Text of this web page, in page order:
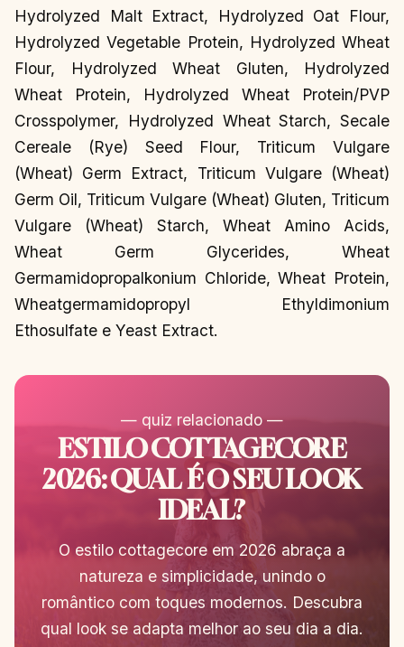
Hydrolyzed Malt Extract, Hydrolyzed Oat Flour,
Hydrolyzed Vegetable Protein, Hydrolyzed Wheat
Flour, Hydrolyzed Wheat Gluten, Hydrolyzed
Wheat Protein, Hydrolyzed Wheat Protein/PVP
Crosspolymer, Hydrolyzed Wheat Starch, Secale
Cereale (Rye) Seed Flour, Triticum Vulgare
(Wheat) Germ Extract, Triticum Vulgare (Wheat)
Germ Oil, Triticum Vulgare (Wheat) Gluten, Triticum
Vulgare (Wheat) Starch, Wheat Amino Acids,
Wheat Germ Glycerides, Wheat
Germamidopropalkonium Chloride, Wheat Protein,
Wheatgermamidopropyl Ethyldimonium
Ethosulfate e Yeast Extract.
— quiz relacionado —
ESTILO COTTAGECORE
2026: QUAL É O SEU LOOK
IDEAL?
O estilo cottagecore em 2026 abraça a
natureza e simplicidade, unindo o
romântico com toques modernos. Descubra
qual look se adapta melhor ao seu dia a dia.